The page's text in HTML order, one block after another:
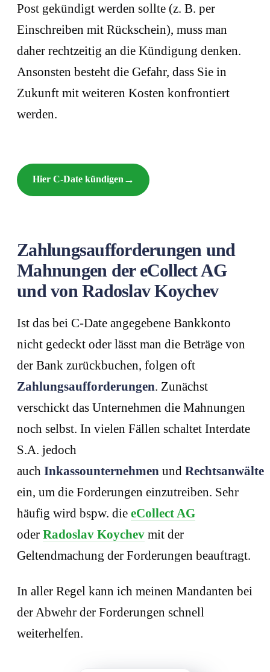
Post gekündigt werden sollte (z. B. per
Einschreiben mit Rückschein), muss man
daher rechtzeitig an die Kündigung denken.
Ansonsten besteht die Gefahr, dass Sie in
Zukunft mit weiteren Kosten konfrontiert
werden.
Hier C-Date kündigen
Zahlungsaufforderungen und
Mahnungen der eCollect AG
und von Radoslav Koychev
Ist das bei C-Date angegebene Bankkonto
nicht gedeckt oder lässt man die Beträge von
der Bank zurückbuchen, folgen oft
Zahlungsaufforderungen. Zunächst
verschickt das Unternehmen die Mahnungen
noch selbst. In vielen Fällen schaltet Interdate
S.A. jedoch
auch Inkassounternehmen und Rechtsanwälte
ein, um die Forderungen einzutreiben. Sehr
häufig wird bspw. die eCollect AG
oder Radoslav Koychev mit der
Geltendmachung der Forderungen beauftragt.
In aller Regel kann ich meinen Mandanten bei
der Abwehr der Forderungen schnell
weiterhelfen.